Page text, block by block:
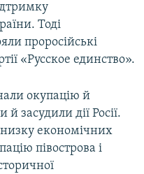
Тоді
проросійські
«Русское единство».
окупацію й
засудили дії Росії.
економічних
півострова і